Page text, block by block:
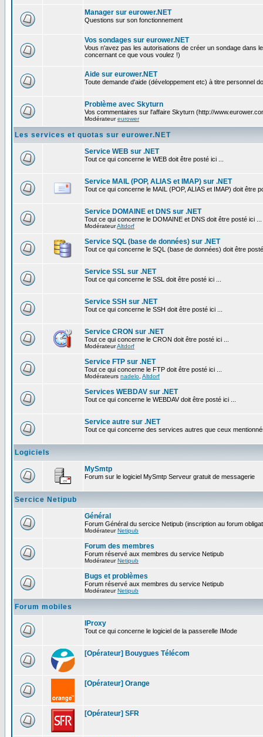
Manager sur eurower.NET
Questions sur son fonctionnement
Vos sondages sur eurower.NET
Vous n'avez pas les autorisations de créer un sondage dans
concernant ce que vous voulez !)
Aide sur eurower.NET
Toute demande d'aide (développement etc) à titre personnel
Problème avec Skyturn
Vos commentaires sur l'affaire Skyturn (http://
Modérateureurower
Les services et quotas sur eurower.NET
Service WEB sur .NET
Tout ce qui concerne le WEB doit être posté ici ...
Service MAIL (POP, ALIAS et IMAP) sur .NET
Tout ce qui concerne le MAIL (POP, ALIAS et IMAP) doit être
Service DOMAINE et DNS sur .NET
Tout ce qui concerne le DOMAINE et DNS doit être posté ici ...
ModérateurAltdorf
Service SQL (base de données) sur .NET
Tout ce qui concerne le SQL (base de données) doit être
Service SSL sur .NET
Tout ce qui concerne le SSL doit être posté ici ...
Service SSH sur .NET
Tout ce qui concerne le SSH doit être posté ici ...
Service CRON sur .NET
Tout ce qui concerne le CRON doit être posté ici ...
ModérateurAltdorf
Service FTP sur .NET
Tout ce qui concerne le FTP doit être posté ici ...
Modérateurs nadelo Altdorf
Services WEBDAV sur .NET
Tout ce qui concerne le WEBDAV doit être posté ici ...
Service autre sur .NET
Tout ce qui concerne des services autres que ceux
Logiciels
MySmtp
Forum sur le logiciel MySmtp Serveur gratuit de messagerie
Sercice Netipub
Général
Forum Général du sercice Netipub (inscription au forum
ModérateurNetipub
Forum des membres
Forum réservé aux membres du service Netipub
ModérateurNetipub
Bugs et problèmes
Forum réservé aux membres du service Netipub
ModérateurNetipub
Forum mobiles
IProxy
Tout ce qui concerne le logiciel de la passerelle IMode
[Opérateur] Bouygues Télécom
[Opérateur] Orange
[Opérateur] SFR